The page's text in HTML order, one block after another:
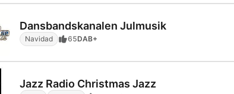
Dansbandskanalen Julmusik
Navidad 65DAB+
Jazz Radio Christmas Jazz